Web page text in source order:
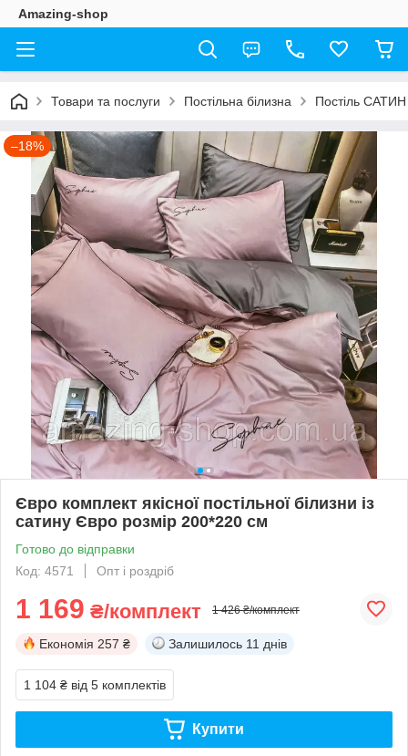
Amazing-shop
Товари та послуги Постільна білизна Постіль САТИН
–18%
Євро комплект якісної постільної білизни із
сатину Євро розмір 200*220 см
Готово до відправки
Код: 4571
Опт і роздріб
1 169 ₴/комплект 1 426 ₴/комплект
Економія 257 ₴ Залишилось 11 днів
1 104 ₴ від 5 комплектів
Купити